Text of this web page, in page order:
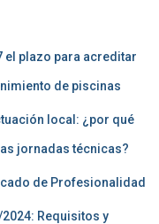
el plazo para acreditar
de piscinas
local: ¿por qué
jornadas técnicas?
de Profesionalidad
Requisitos y